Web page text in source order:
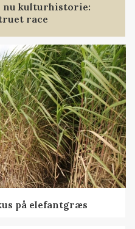
nu kulturhistorie:
race
på elefantgræs